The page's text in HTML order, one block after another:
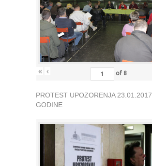
« ‹ of 8
PROTEST UPOZORENJA 23.01.2017.
GODINE